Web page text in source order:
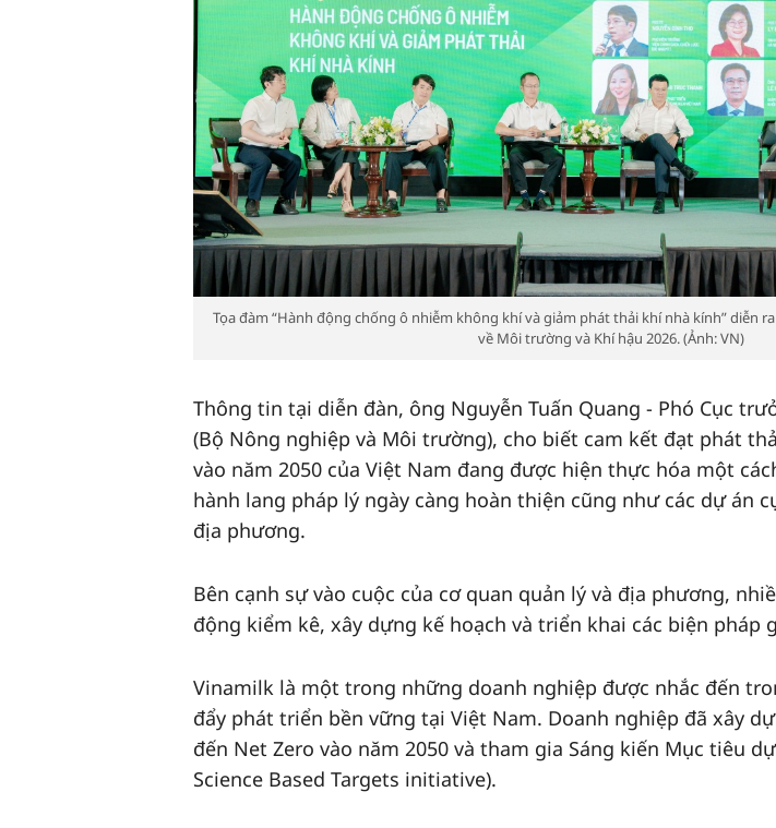
Tọa đàm “Hành động chống ô nhiễm không khí và giảm phát thải khí nhà kính” diễn
về Môi trường và Khí hậu 2026. (Ảnh: VN)
Thông tin tại diễn đàn, ông Nguyễn Tuấn Quang - Phó Cục
(Bộ Nông nghiệp và Môi trường), cho biết cam kết đạt phát
vào năm 2050 của Việt Nam đang được hiện thực hóa một
hành lang pháp lý ngày càng hoàn thiện cũng như các dự án
địa phương.
Bên cạnh sự vào cuộc của cơ quan quản lý và địa phương,
động kiểm kê, xây dựng kế hoạch và triển khai các biện pháp
Vinamilk là một trong những doanh nghiệp được nhắc đến
đẩy phát triển bền vững tại Việt Nam. Doanh nghiệp đã xây
đến Net Zero vào năm 2050 và tham gia Sáng kiến Mục tiêu
Science Based Targets initiative).